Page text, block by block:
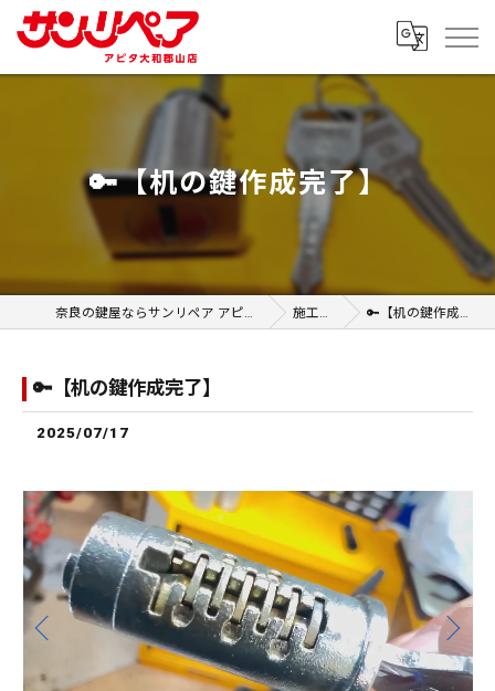
🔑【机の鍵作成完了】
奈良の鍵屋ならサンリペア アピタ大和郡山店 施工事例 🔑【机の鍵作成完了】
🔑【机の鍵作成完了】
2025/07/17